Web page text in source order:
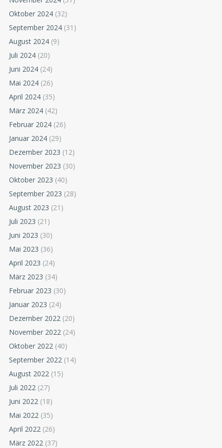
Oktober 2024 (32)
September 2024 (31)
August 2024 (9)
Juli 2024 (20)
Juni 2024 (24)
Mai 2024 (26)
April 2024 (35)
März 2024 (42)
Februar 2024 (26)
Januar 2024 (29)
Dezember 2023 (12)
November 2023 (30)
Oktober 2023 (40)
September 2023 (28)
August 2023 (21)
Juli 2023 (21)
Juni 2023 (30)
Mai 2023 (36)
April 2023 (24)
März 2023 (34)
Februar 2023 (30)
Januar 2023 (24)
Dezember 2022 (20)
November 2022 (24)
Oktober 2022 (40)
September 2022 (14)
August 2022 (15)
Juli 2022 (27)
Juni 2022 (18)
Mai 2022 (35)
April 2022 (26)
März 2022 (37)